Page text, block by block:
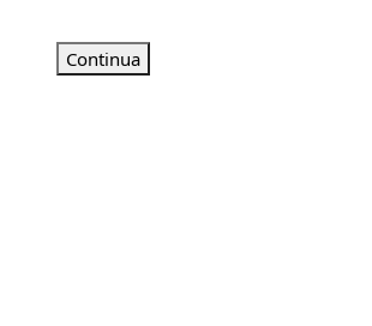
Continua